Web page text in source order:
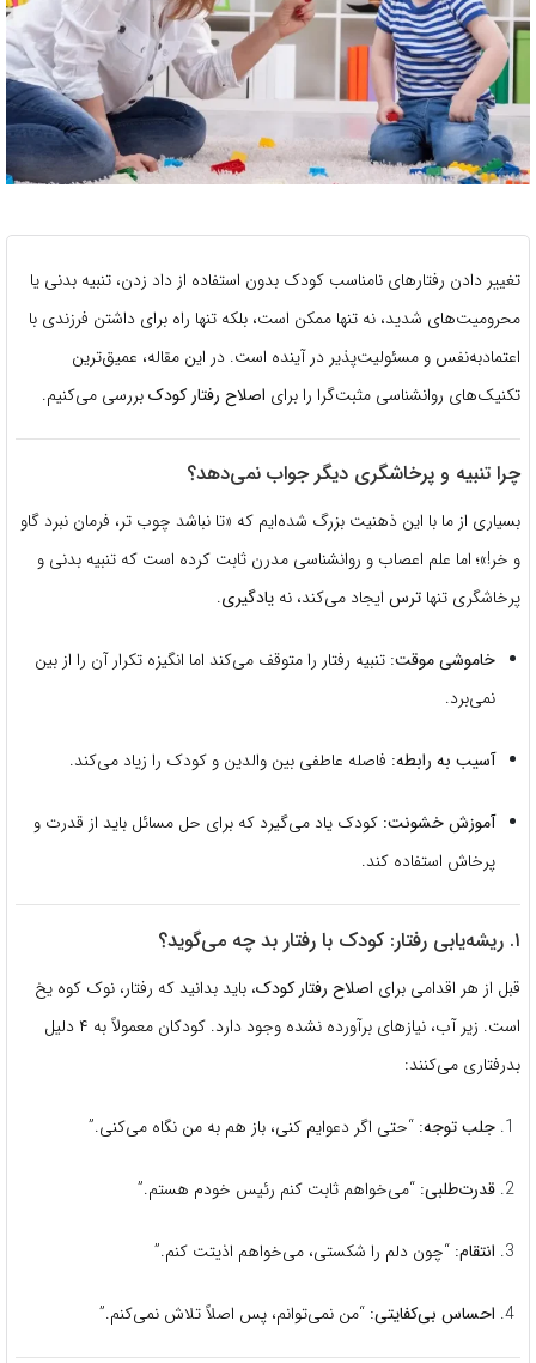
تغییر دادن رفتارهای نامناسب کودک بدون استفاده از داد زدن، تنبیه بدنی یا
محرومیت‌های شدید، نه تنها ممکن است، بلکه تنها راه برای داشتن فرزندی با
اعتمادبه‌نفس و مسئولیت‌پذیر در آینده است. در این مقاله، عمیق‌ترین
تکنیک‌های روانشناسی مثبت‌گرا را برای اصلاح رفتار کودکبررسی می‌کنیم.
چرا تنبیه و پرخاشگری دیگر جواب نمی‌دهد؟
بسیاری از ما با این ذهنیت بزرگ شده‌ایم که «تا نباشد چوب تر، فرمان نبرد گاو
و خر!»؛ اما علم اعصاب و روانشناسی مدرن ثابت کرده است که تنبیه بدنی و
پرخاشگری تنها ترس ایجاد می‌کند، نه یادگیری.
خاموشی موقت: تنبیه رفتار را متوقف می‌کند اما انگیزه تکرار آن را از بین
نمی‌برد.
آسیب به رابطه: فاصله عاطفی بین والدین و کودک را زیاد می‌کند.
آموزش خشونت: کودک یاد می‌گیرد که برای حل مسائل باید از قدرت و
پرخاش استفاده کند.
۱. ریشه‌یابی رفتار: کودک با رفتار بد چه می‌گوید؟
قبل از هر اقدامی برای اصلاح رفتار کودک، باید بدانید که رفتار، نوک کوه یخ
است. زیر آب، نیازهای برآورده نشده وجود دارد. کودکان معمولاً به ۴ دلیل
بدرفتاری می‌کنند:
جلب توجه: “حتی اگر دعوایم کنی، باز هم به من نگاه می‌کنی.”
قدرت‌طلبی: “می‌خواهم ثابت کنم رئیس خودم هستم.”
انتقام: “چون دلم را شکستی، می‌خواهم اذیتت کنم.”
احساس بی‌کفایتی: “من نمی‌توانم، پس اصلاً تلاش نمی‌کنم.”